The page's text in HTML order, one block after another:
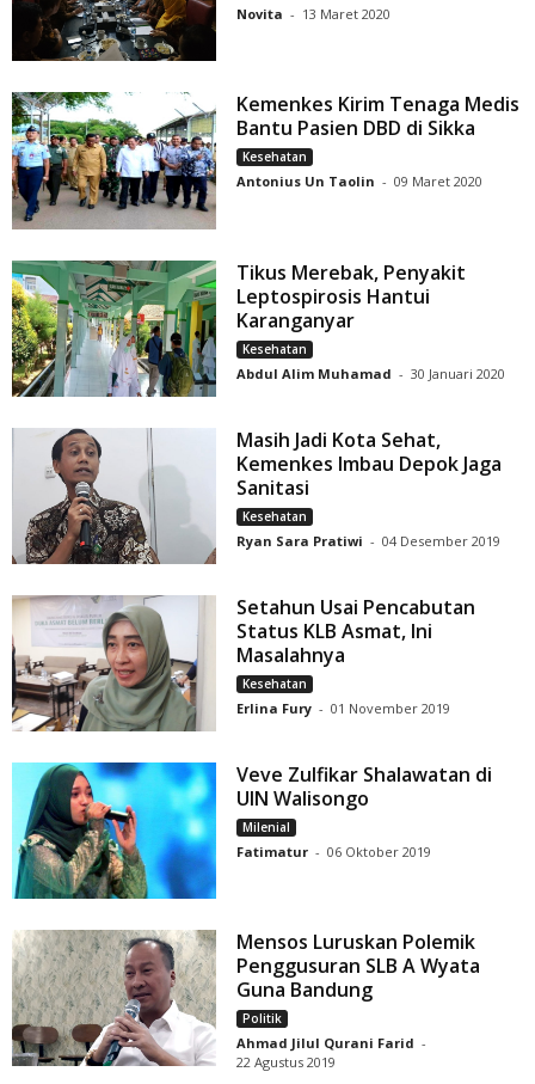
Novita - 13 Maret 2020
Kemenkes Kirim Tenaga Medis
Bantu Pasien DBD di Sikka
Kesehatan
Antonius Un Taolin - 09 Maret 2020
Tikus Merebak, Penyakit
Leptospirosis Hantui
Karanganyar
Kesehatan
Abdul Alim Muhamad - 30 Januari 2020
Masih Jadi Kota Sehat,
Kemenkes Imbau Depok Jaga
Sanitasi
Kesehatan
Ryan Sara Pratiwi - 04 Desember 2019
Setahun Usai Pencabutan
Status KLB Asmat, Ini
Masalahnya
Kesehatan
Erlina Fury - 01 November 2019
Veve Zulfikar Shalawatan di
UIN Walisongo
Milenial
Fatimatur - 06 Oktober 2019
Mensos Luruskan Polemik
Penggusuran SLB A Wyata
Guna Bandung
Politik
Ahmad Jilul Qurani Farid -
22 Agustus 2019